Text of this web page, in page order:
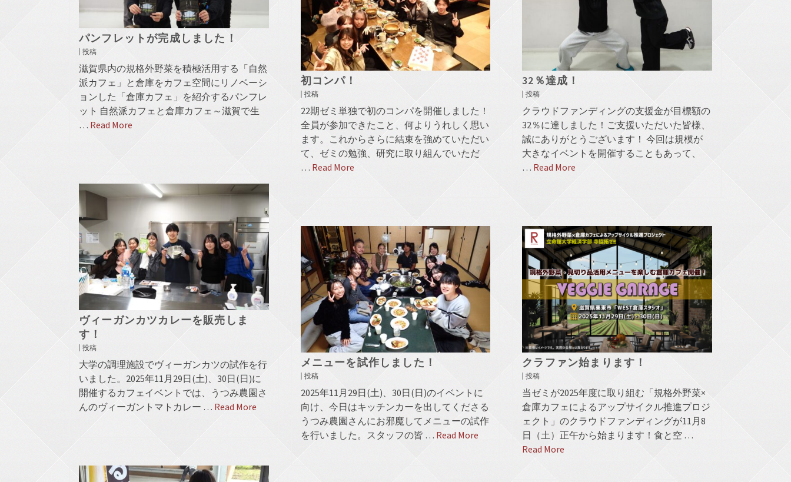
パンフレットが完成しました！
投稿
滋賀県内の規格外野菜を積極活用する「自然
派カフェ」と倉庫をカフェ空間にリノベーシ
ョンした「倉庫カフェ」を紹介するパンフレ
ット 自然派カフェと倉庫カフェ～滋賀で生
… Read More
初コンパ！
投稿
22期ゼミ単独で初のコンパを開催しました！
全員が参加できたこと、何よりうれしく思い
ます。これからさらに結束を強めていただい
て、ゼミの勉強、研究に取り組んでいただ
… Read More
32％達成！
投稿
クラウドファンディングの支援金が目標額の
32％に達しました！ご支援いただいた皆様、
誠にありがとうございます！ 今回は規模が
大きなイベントを開催することもあって、
… Read More
ヴィーガンカツカレーを販売しま
す！
投稿
大学の調理施設でヴィーガンカツの試作を行
いました。2025年11月29日(土)、30日(日)に
開催するカフェイベントでは、うつみ農園さ
んのヴィーガントマトカレー … Read More
メニューを試作しました！
投稿
2025年11月29日(土)、30日(日)のイベントに
向け、今日はキッチンカーを出してくださる
うつみ農園さんにお邪魔してメニューの試作
を行いました。スタッフの皆 … Read More
クラファン始まります！
投稿
当ゼミが2025年度に取り組む「規格外野菜×
倉庫カフェによるアップサイクル推進プロジ
ェクト」のクラウドファンディングが11月8
日（土）正午から始まります！食と空 …
Read More